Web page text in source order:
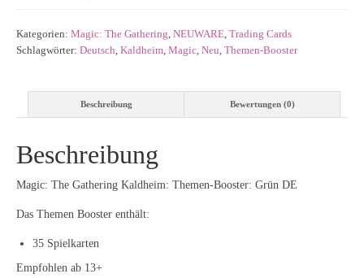
Kategorien: Magic: The Gathering NEUWARE Trading Cards
Schlagwörter: Deutsch Kaldheim Magic Neu Themen-Booster
Beschreibung Bewertungen (0)
Beschreibung
Magic: The Gathering Kaldheim: Themen-Booster: Grün DE
Das Themen Booster enthält:
35 Spielkarten
Empfohlen ab 13+